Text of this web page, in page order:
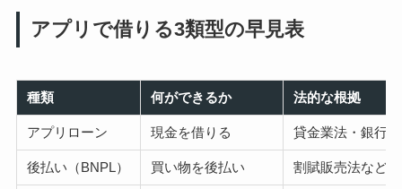
アプリで借りる3類型の早見表
種類 何ができるか 法的な根拠
アプリローン 現金を借りる 貸金業法・銀行法
後払い（BNPL） 買い物を後払い 割賦販売法など